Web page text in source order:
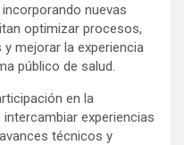
nuevas
optimizar procesos,
mejorar la experiencia
público de salud.
en la
experiencias
técnicos y